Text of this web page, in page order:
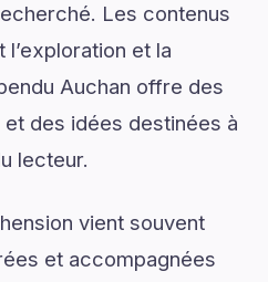
Les contenus
et la
Auchan offre des
des idées destinées à
lecteur.
vient souvent
et accompagnées